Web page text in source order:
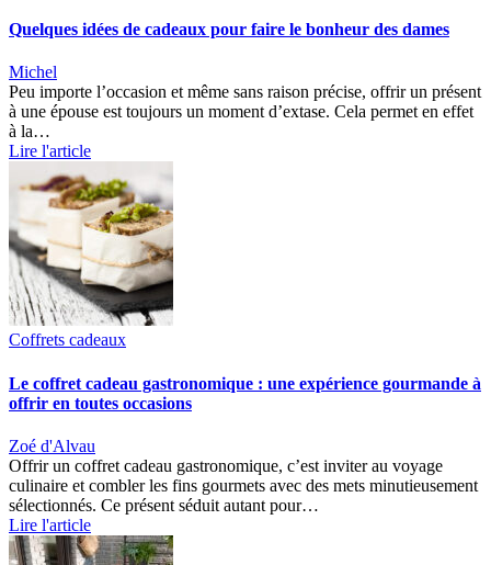
Quelques idées de cadeaux pour faire le bonheur des dames
Michel
Peu importe l’occasion et même sans raison précise, offrir un présent
à une épouse est toujours un moment d’extase. Cela permet en effet
à la…
Lire l'article
Coffrets cadeaux
Le coffret cadeau gastronomique : une expérience gourmande à
offrir en toutes occasions
Zoé d'Alvau
Offrir un coffret cadeau gastronomique, c’est inviter au voyage
culinaire et combler les fins gourmets avec des mets minutieusement
sélectionnés. Ce présent séduit autant pour…
Lire l'article